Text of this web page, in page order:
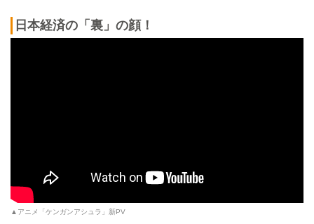
日本経済の「裏」の顔！
▲アニメ「ケンガンアシュラ」新PV